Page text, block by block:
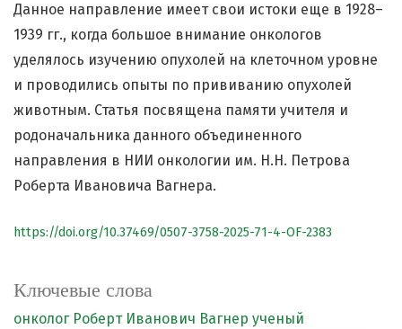
Ключевые слова
онколог Роберт Иванович Вагнер ученый
Данное направление имеет свои истоки еще в 1928–
1939 гг., когда большое внимание онкологов
уделялось изучению опухолей на клеточном уровне
и проводились опыты по прививанию опухолей
животным. Статья посвящена памяти учителя и
родоначальника данного объединенного
направления в НИИ онкологии им. Н.Н. Петрова
Роберта Ивановича Вагнера.
https://doi.org/10.37469/0507-3758-2025-71-4-OF-2383